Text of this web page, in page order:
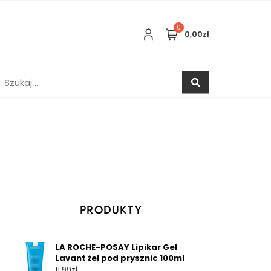
0
0,00zł
PRODUKTY
LA ROCHE-POSAY Lipikar Gel
Lavant żel pod prysznic 100ml